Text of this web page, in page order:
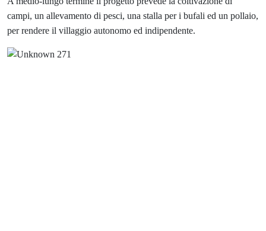
campi, un allevamento di pesci, una stalla per i bufali ed un pollaio,
per rendere il villaggio autonomo ed indipendente.